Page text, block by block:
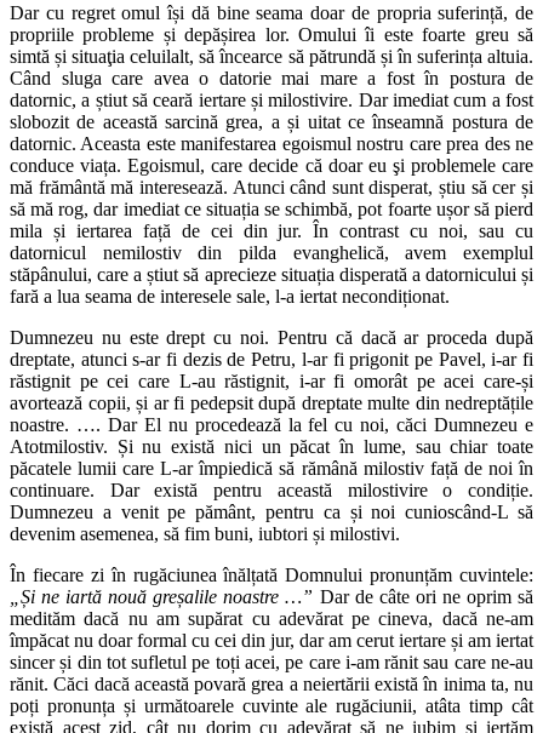
Dar cu regret omul își dă bine seama doar de propria suferință, de
propriile probleme și depășirea lor. Omului îi este foarte greu să
simtă și situaţia celuilalt, să încearce să pătrundă și în suferința altuia.
Când sluga care avea o datorie mai mare a fost în postura de
datornic, a știut să ceară iertare și milostivire. Dar imediat cum a fost
slobozit de această sarcină grea, a și uitat ce înseamnă postura de
datornic. Aceasta este manifestarea egoismul nostru care prea des ne
conduce viața. Egoismul, care decide că doar eu şi problemele care
mă frământă mă interesează. Atunci când sunt disperat, știu să cer și
să mă rog, dar imediat ce situația se schimbă, pot foarte ușor să pierd
mila și iertarea față de cei din jur. În contrast cu noi, sau cu
datornicul nemilostiv din pilda evanghelică, avem exemplul
stăpânului, care a știut să aprecieze situația disperată a datornicului și
fară a lua seama de interesele sale, l-a iertat necondiționat.
Dumnezeu nu este drept cu noi. Pentru că dacă ar proceda după
dreptate, atunci s-ar fi dezis de Petru, l-ar fi prigonit pe Pavel, i-ar fi
răstignit pe cei care L-au răstignit, i-ar fi omorât pe acei care-și
avortează copii, și ar fi pedepsit după dreptate multe din nedreptățile
noastre. …. Dar El nu procedează la fel cu noi, căci Dumnezeu e
Atotmilostiv. Și nu există nici un păcat în lume, sau chiar toate
păcatele lumii care L-ar împiedică să rămână milostiv față de noi în
continuare. Dar există pentru această milostivire o condiție.
Dumnezeu a venit pe pământ, pentru ca și noi cunioscând-L să
devenim asemenea, să fim buni, iubtori și milostivi.
În fiecare zi în rugăciunea înălțată Domnului pronunțăm cuvintele:
„Și ne iartă nouă greșalile noastre …” Dar de câte ori ne oprim să
medităm dacă nu am supărat cu adevărat pe cineva, dacă ne-am
împăcat nu doar formal cu cei din jur, dar am cerut iertare și am iertat
sincer și din tot sufletul pe toți acei, pe care i-am rănit sau care ne-au
rănit. Căci dacă această povară grea a neiertării există în inima ta, nu
poți pronunța și următoarele cuvinte ale rugăciunii, atâta timp cât
există acest zid, cât nu dorim cu adevărat să ne iubim și iertăm